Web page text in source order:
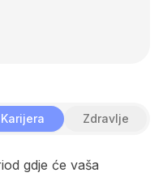
Karijera Zdravlje
gdje će vaša